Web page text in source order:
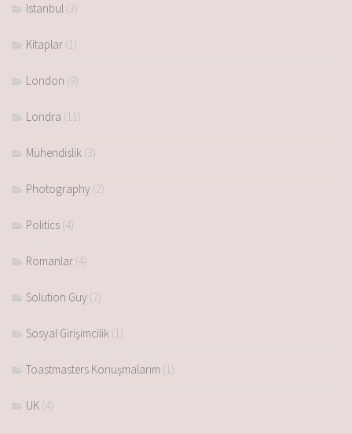
Istanbul (3)
Kitaplar (1)
London (9)
Londra (11)
Mühendislik (3)
Photography (2)
Politics (4)
Romanlar (4)
Solution Guy (7)
Sosyal Girişimcilik (1)
Toastmasters Konuşmalarım (1)
UK (4)